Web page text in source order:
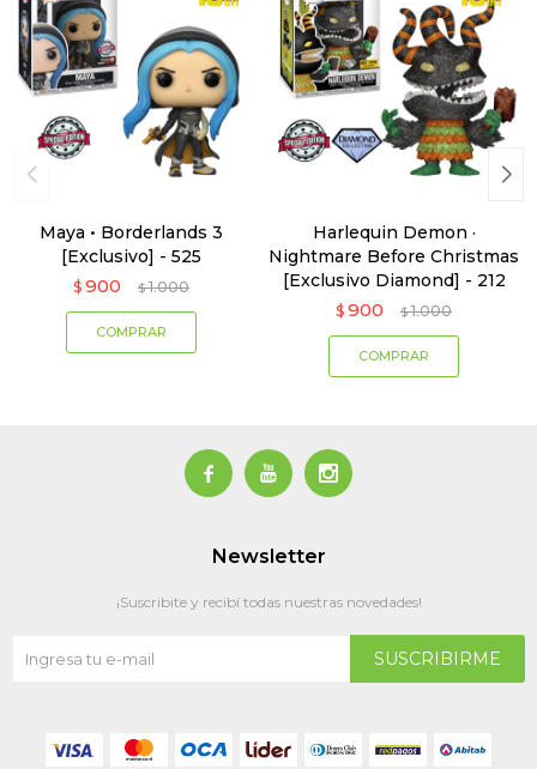
Maya • Borderlands 3
[Exclusivo] - 525
$ 900 $ 1.000
Harlequin Demon ·
Nightmare Before Christmas
[Exclusivo Diamond] - 212
$ 900 $ 1.000
  
Newsletter
¡Suscribite y recibí todas nuestras novedades!
SUSCRIBIRME